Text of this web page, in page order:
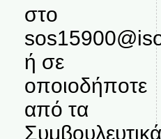
στο
ή σε
οποιοδήποτε
από τα
Συμβουλευτικά